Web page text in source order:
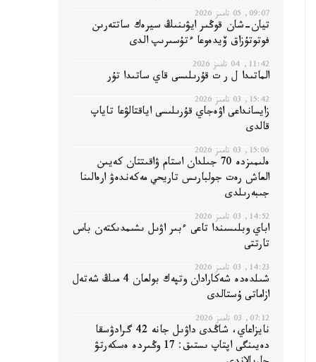
09:07, 05 تامىز 2026
تيان-شان قوڭىر ايۋىنىڭ سيرەك ساتتەرىن
فوتوتۇزاق ۆيدەوعا ءتۇسىرىپ الدى
11:42, 04 تامىز 2026
الماتىدا ل ر ت قۇرىلىسى قاي ساتىدا تۇر
15:42, 03 تامىز 2026
زايسانداعى اۋەجاي قۇرىلىسى اياقتالۋعا تاياپ
قالدى
15:06, 03 تامىز 2026
ەلىمىزدە 70 جىلدان استام ۋاقىتتان كەيىن
العاش رەت جولبارىس تاريحي مەكەندەۋ ارەالىنا
جىبەرىلدى
14:52, 03 تامىز 2026
اباي وبلىسىندا تاعى ءبىر اۋىل ىشىمدىكتەن باس
تارتتى
14:23, 03 تامىز 2026
شىلدەدە شەكارادان وتپەك بولعان 4 مىڭ شەتەل
ازاماتى ۇستالدى
07:12, 03 تامىز 2026
نايزاعاي، شاڭدى داۋىل جانە 42 گرادۋسقا
دەيىنگى اپتاپ ىستىق: 17 وڭىردە ەسكەرتۋ